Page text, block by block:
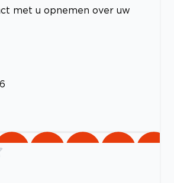
met u opnemen over uw